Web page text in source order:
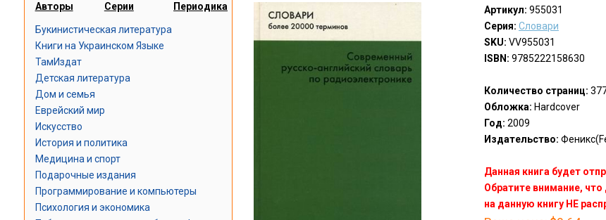
Авторы Серии Периодика
Букинистическая литература
Книги на Украинском Языке
ТамИздат
Детская литература
Дом и семья
Еврейский мир
Искусство
История и политика
Медицина и спорт
Подарочные издания
Программирование и компьютеры
Психология и экономика
Артикул: 955031
Серия: Словари
SKU: VV955031
ISBN: 9785222158630
Количество страниц:
Обложка: Hardcover
Год: 2009
Издательство:
Данная книга будет
Обратите внимание,
на данную книгу НЕ